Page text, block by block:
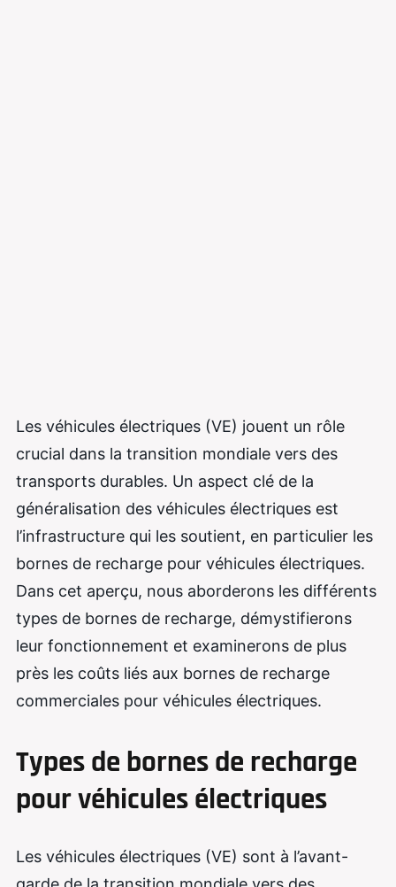
Les véhicules électriques (VE) jouent un rôle
crucial dans la transition mondiale vers des
transports durables. Un aspect clé de la
généralisation des véhicules électriques est
l’infrastructure qui les soutient, en particulier les
bornes de recharge pour véhicules électriques.
Dans cet aperçu, nous aborderons les différents
types de bornes de recharge, démystifierons
leur fonctionnement et examinerons de plus
près les coûts liés aux bornes de recharge
commerciales pour véhicules électriques.
Types de bornes de recharge
pour véhicules électriques
Les véhicules électriques (VE) sont à l’avant-